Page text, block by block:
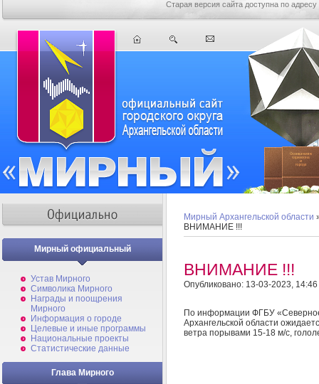
Старая версия сайта доступна по адресу
Мирный официальный
Устав Мирного
Символика Мирного
Награды и поощрения
Мирного
Информация о городе
Целевые и иные программы
Национальные проекты
Статистические данные
Глава Мирного
Мирный Архангельской области
ВНИМАНИЕ !!!
ВНИМАНИЕ !!!
Опубликовано: 13-03-2023, 14:46
По информации ФГБУ
Архангельской области
ветра порывами 15-18 м/с,